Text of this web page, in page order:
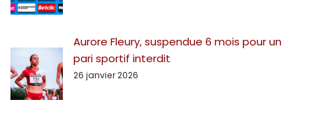
Aurore Fleury, suspendue 6 mois pour un
pari sportif interdit
26 janvier 2026